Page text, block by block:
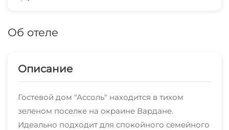
Об отеле
Описание
Гостевой дом "Ассоль" находится в тихом
зеленом поселке на окраине Вардане.
Идеально подходит для спокойного семейного